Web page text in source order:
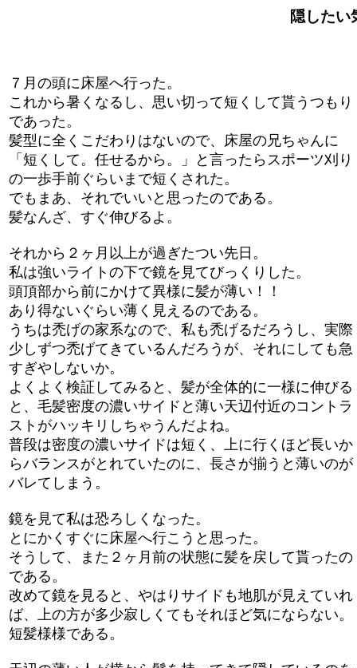
隠した
７月の頭に床屋へ行った。
これから暑くなるし、思い切って短くして貰うつもり
であった。
髪型に全くこだわりはないので、床屋の兄ちゃんに
「短くして。任せるから。」と言ったらスポーツ刈り
の一歩手前ぐらいまで短くされた。
でもまあ、それでいいと思ったのである。
髪なんざ、すぐ伸びるよ。
それから２ヶ月以上が過ぎたつい先日。
私は強いライトの下で鏡を見てびっくりした。
頭頂部から前にかけて異様に髪が薄い！！
あり得ないぐらい薄く見えるのである。
うちは禿げの家系なので、私も禿げるだろうし、実際
少しずつ禿げてきているんだろうが、それにしても急
すぎやしないか。
よくよく検証してみると、髪が全体的に一様に伸びる
と、毛髪密度の濃いサイドと薄い天辺付近のコントラ
ストがハッキリしちゃうんだよね。
普段は密度の濃いサイドは短く、上に行くほど長いか
らバランスがとれていたのに、長さが揃うと薄いのが
バレてしまう。
鏡を見て私は恐ろしくなった。
とにかくすぐに床屋へ行こうと思った。
そうして、また２ヶ月前の状態に髪を戻して貰ったの
である。
改めて鏡を見ると、やはりサイドも地肌が見えていれ
ば、上の方が多少寂しくてもそれほど気にならない。
短髪様様である。